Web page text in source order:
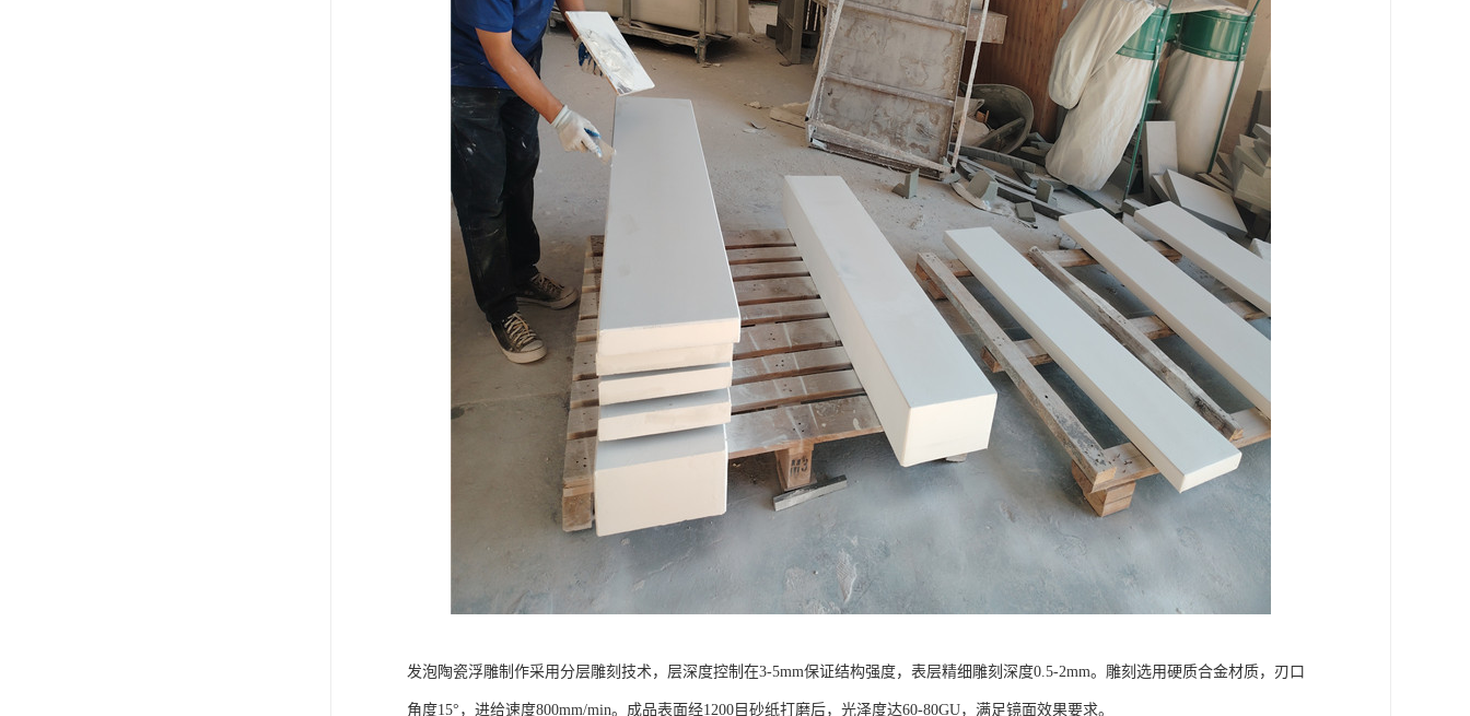
发泡陶瓷浮雕制作采用分层雕刻技术，层深度控制在3-5mm保证结构强度，表层精细雕刻深度0.5-2mm。雕刻选用硬质合金材质，刃口
角度15°，进给速度800mm/min。成品表面经1200目砂纸打磨后，光泽度达60-80GU，满足镜面效果要求。